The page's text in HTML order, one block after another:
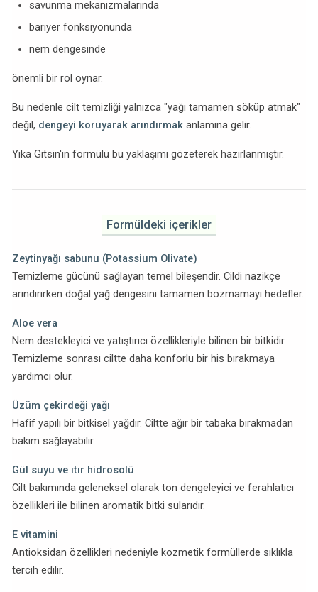
savunma mekanizmalarında
bariyer fonksiyonunda
nem dengesinde
önemli bir rol oynar.
Bu nedenle cilt temizliği yalnızca "yağı tamamen söküp atmak"
değil, dengeyi koruyarak arındırmakanlamına gelir.
Yıka Gitsin'in formülü bu yaklaşımı gözeterek hazırlanmıştır.
Formüldeki içerikler
Zeytinyağı sabunu (Potassium Olivate)
Temizleme gücünü sağlayan temel bileşendir. Cildi nazikçe
arındırırken doğal yağ dengesini tamamen bozmamayı hedefler.
Aloe vera
Nem destekleyici ve yatıştırıcı özellikleriyle bilinen bir bitkidir.
Temizleme sonrası ciltte daha konforlu bir his bırakmaya
yardımcı olur.
Üzüm çekirdeği yağı
Hafif yapılı bir bitkisel yağdır. Ciltte ağır bir tabaka bırakmadan
bakım sağlayabilir.
Gül suyu ve ıtır hidrosolü
Cilt bakımında geleneksel olarak ton dengeleyici ve ferahlatıcı
özellikleri ile bilinen aromatik bitki sularıdır.
E vitamini
Antioksidan özellikleri nedeniyle kozmetik formüllerde sıklıkla
tercih edilir.